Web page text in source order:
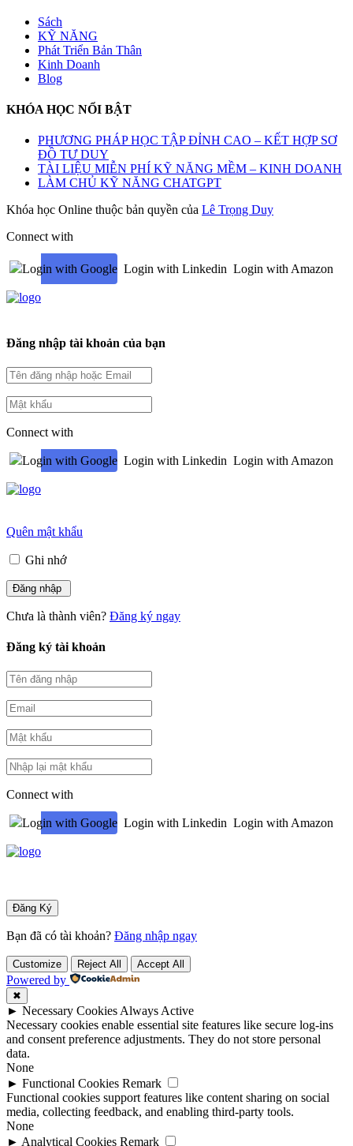
Sách
KỸ NĂNG
Phát Triển Bản Thân
Kinh Doanh
Blog
KHÓA HỌC NỔI BẬT
PHƯƠNG PHÁP HỌC TẬP ĐỈNH CAO – KẾT HỢP SƠ
ĐỒ TƯ DUY
TÀI LIỆU MIỄN PHÍ KỸ NĂNG MỀM – KINH DOANH
LÀM CHỦ KỸ NĂNG CHATGPT
Khóa học Online thuộc bản quyền của Lê Trọng Duy
Connect with
Login with Google Login with Linkedin Login with Amazon
Đăng nhập tài khoản của bạn
Connect with
Login with Google Login with Linkedin Login with Amazon
Quên mật khẩu
Ghi nhớ
Chưa là thành viên? Đăng ký ngay
Đăng ký tài khoản
Connect with
Login with Google Login with Linkedin Login with Amazon
Bạn đã có tài khoản? Đăng nhập ngay
Customize Reject All Accept All
Powered by
✖
► Necessary CookiesAlways Active
Necessary cookies enable essential site features like secure log-ins
and consent preference adjustments. They do not store personal
data.
None
► Functional Cookies Remark
Functional cookies support features like content sharing on social
media, collecting feedback, and enabling third-party tools.
None
► Analytical Cookies Remark